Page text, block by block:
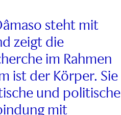
steht mit
zeigt die
im Rahmen
ist der Körper. Sie
und politische
mit